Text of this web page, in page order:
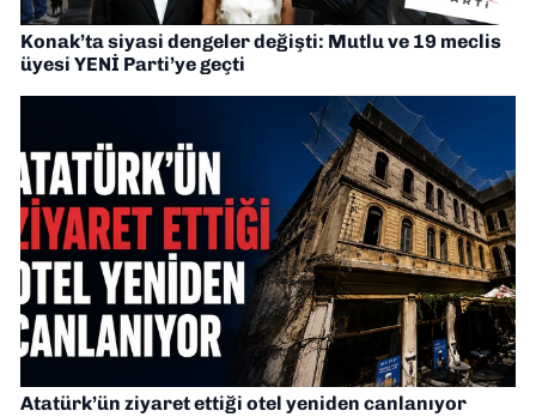
Konak’ta siyasi dengeler değişti: Mutlu ve 19 meclis
üyesi YENİ Parti’ye geçti
Atatürk’ün ziyaret ettiği otel yeniden canlanıyor